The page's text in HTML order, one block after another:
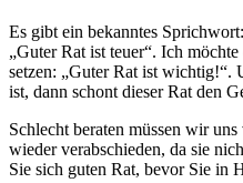
Es gibt ein bekanntes Sprichwort:
„Guter Rat ist teuer“. Ich
setzen: „Guter Rat ist
ist, dann schont dieser Rat den
Schlecht beraten müssen wir
wieder verabschieden, da sie
Sie sich guten Rat, bevor Sie in